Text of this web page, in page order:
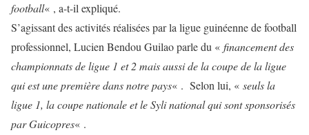
football« , a-t-il expliqué.
S’agissant des activités réalisées par la ligue guinéenne de football
professionnel, Lucien Bendou Guilao parle du « financement des
championnats de ligue 1 et 2 mais aussi de la coupe de la ligue
qui est une première dans notre pays« . Selon lui, « seuls la
ligue 1, la coupe nationale et le Syli national qui sont sponsorisés
par Guicopres« .